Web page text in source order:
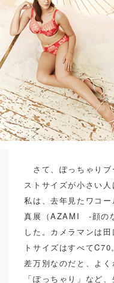
さて、ぽっちゃりブ
ストサイズが小さい人
私は、去年見たワコ
真展（AZAMI -顔の
した。カメラマンは
トサイズはすべて
差万別なのだと、よ
「ぽっちゃり」など